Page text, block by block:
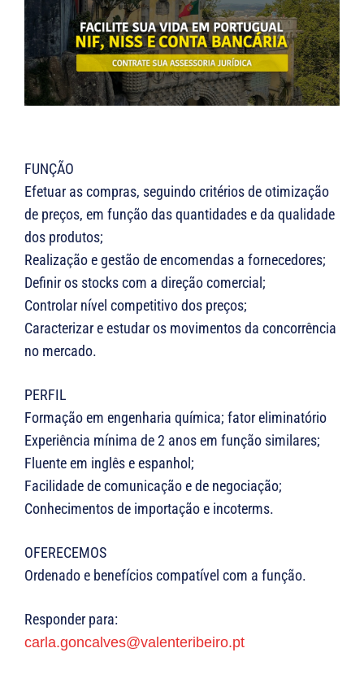
FUNÇÃO
Efetuar as compras, seguindo critérios de otimização
de preços, em função das quantidades e da qualidade
dos produtos;
Realização e gestão de encomendas a fornecedores;
Definir os stocks com a direção comercial;
Controlar nível competitivo dos preços;
Caracterizar e estudar os movimentos da concorrência
no mercado.
PERFIL
Formação em engenharia química; fator eliminatório
Experiência mínima de 2 anos em função similares;
Fluente em inglês e espanhol;
Facilidade de comunicação e de negociação;
Conhecimentos de importação e incoterms.
OFERECEMOS
Ordenado e benefícios compatível com a função.
Responder para:
carla.goncalves@valenteribeiro.pt